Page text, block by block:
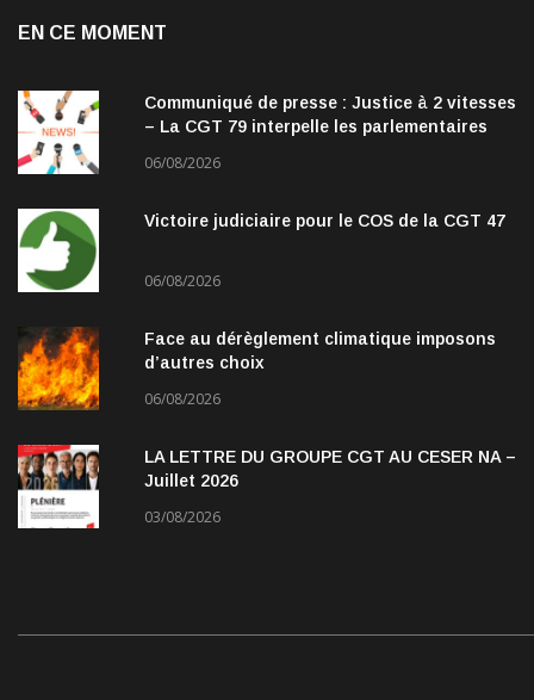
EN CE MOMENT
Communiqué de presse : Justice à 2 vitesses
– La CGT 79 interpelle les parlementaires
06/08/2026
Victoire judiciaire pour le COS de la CGT 47
06/08/2026
Face au dérèglement climatique imposons
d’autres choix
06/08/2026
LA LETTRE DU GROUPE CGT AU CESER NA –
Juillet 2026
03/08/2026